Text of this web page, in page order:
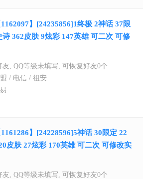
1162097】[24235856]1终极 2神话 37限
诗 362皮肤 9炫彩 147英雄 可二次 可修
友, QQ等级未填写, 可恢复好友0个
/ 电信 / 祖安
1161286】[24228596]5神话 30限定 22
皮肤 27炫彩 170英雄 可二次 可修改实
友, QQ等级未填写, 可恢复好友0个